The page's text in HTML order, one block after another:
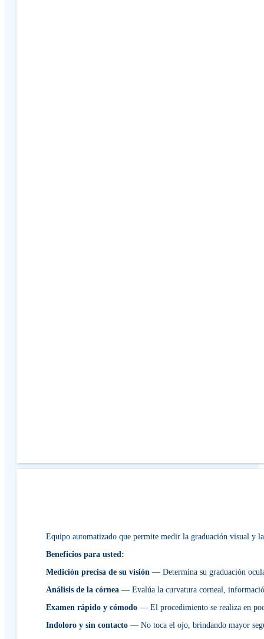
Equipo automatizado que permite medir la graduación visual y
Beneficios para usted:
Medición precisa de su visión — Determina su graduación
Análisis de la córnea — Evalúa la curvatura corneal,
Examen rápido y cómodo — El procedimiento se realiza en
Indoloro y sin contacto — No toca el ojo, brindando mayor